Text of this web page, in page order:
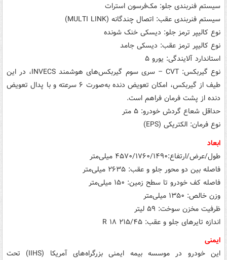
سیستم فنربندی جلو: مک‌فرسون استرات
سیستم فنربندی عقب: اتصال چندگانه (MULTI LINK)
نوع کالیپر ترمز جلو: دیسکی خنک شونده
نوع کالیپر ترمز عقب: دیسکی جامد
استاندارد آلایندگی: یورو ۵
نوع گیربکس: CVT – سری سوم گیربکس‌های هوشمند INVECS، در این
طیف از گیربکس، امکان تعویض دنده به‌صورت ۶ سرعته و با پدال تعویض
دنده از پشت فرمان فراهم است.
حداقل شعاع گردش خودرو: ۵ متر
نوع فرمان: الکتریکی (EPS)
ابعاد
طول/عرض/ارتفاع:۴۵۷۰/۱۷۶۰/۱۴۹۰ میلی‌متر
فاصله بین دو محور جلو و عقب: ۲۶۳۵ میلی‌متر
فاصله کف خودرو تا سطح زمین: ۱۵۰ میلی‌متر
وزن خالص: ۱۳۵۰ میلی‌متر
ظرفیت مخزن سوخت: ۵۹ لیتر
اندازه تایرهای جلو و عقب: ۲۱۵/۴۵ R ۱۸
ایمنی
این خودرو در موسسه بیمه ایمنی بزرگراه‌های آمریکا (IIHS) تحت